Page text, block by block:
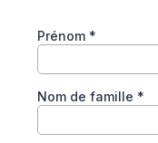
Prénom *
Nom de famille *